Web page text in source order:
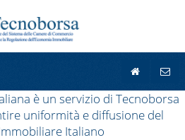
è un servizio di Tecnoborsa
uniformità e diffusione del
Italiano